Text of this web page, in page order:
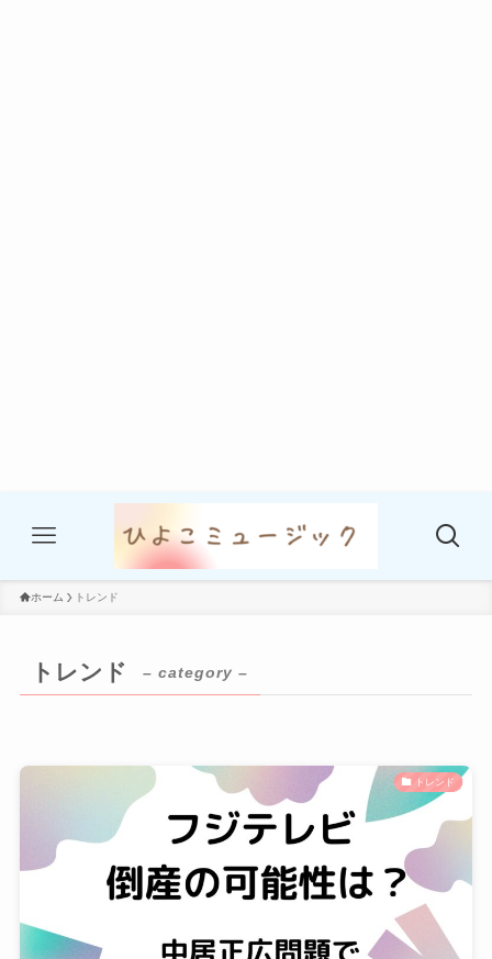
ホーム トレンド
トレンド – category –
トレンド